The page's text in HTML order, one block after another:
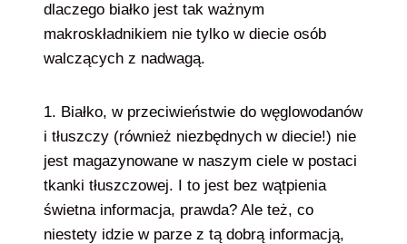
dlaczego białko jest tak ważnym
makroskładnikiem nie tylko w diecie osób
walczących z nadwagą.
1. Białko, w przeciwieństwie do węglowodanów
i tłuszczy (również niezbędnych w diecie!) nie
jest magazynowane w naszym ciele w postaci
tkanki tłuszczowej. I to jest bez wątpienia
świetna informacja, prawda? Ale też, co
niestety idzie w parze z tą dobrą informacją,